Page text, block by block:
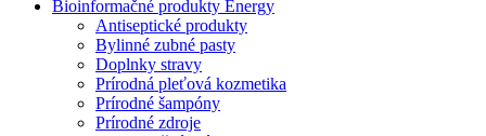
Bioinformačné produkty Energy
Antiseptické produkty
Bylinné zubné pasty
Doplnky stravy
Prírodná pleťová kozmetika
Prírodné šampóny
Prírodné zdroje